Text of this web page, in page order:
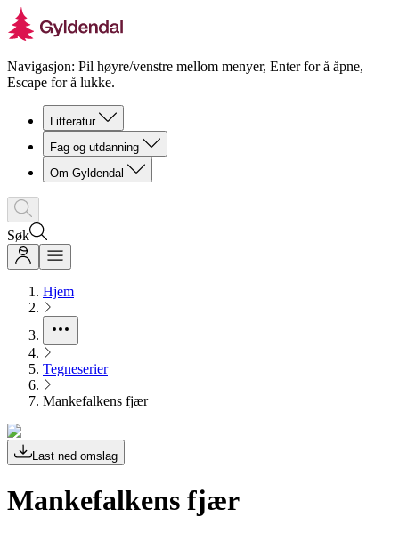
Navigasjon: Pil høyre/venstre mellom menyer, Enter for å åpne,
Escape for å lukke.
Litteratur
Fag og utdanning
Om Gyldendal
Søk
Hjem
Tegneserier
Mankefalkens fjær
Last ned omslag
Mankefalkens fjær